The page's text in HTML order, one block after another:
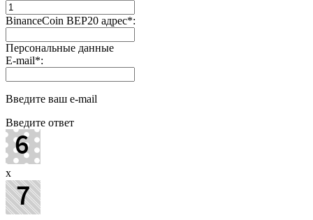
BinanceCoin BEP20 адрес*:
Персональные данные
E-mail*:
Введите ваш e-mail
Введите ответ
x